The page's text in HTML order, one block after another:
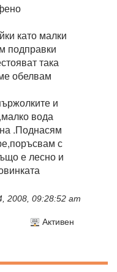
като малки
подправки
така
обелвам
и
вода
.Поднасям
с
е лесно и
2008, 09:28:52 am
Активен